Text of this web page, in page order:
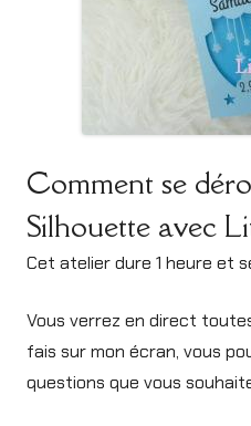
Comment se
Silhouette avec
Cet atelier dure 1 heure et
Vous verrez en direct
fais sur mon écran, vous
questions que vous